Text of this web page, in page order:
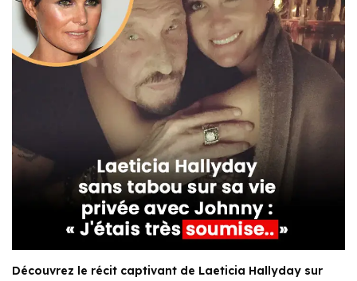
Découvrez le récit captivant de Laeticia Hallyday sur